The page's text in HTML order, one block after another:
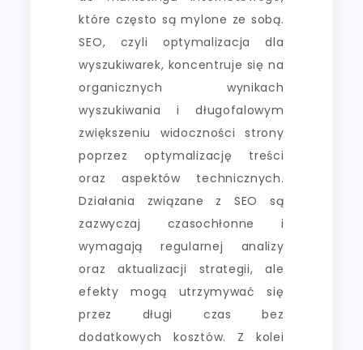
które często są mylone ze sobą.
SEO, czyli optymalizacja dla
wyszukiwarek, koncentruje się na
organicznych wynikach
wyszukiwania i długofalowym
zwiększeniu widoczności strony
poprzez optymalizację treści
oraz aspektów technicznych.
Działania związane z SEO są
zazwyczaj czasochłonne i
wymagają regularnej analizy
oraz aktualizacji strategii, ale
efekty mogą utrzymywać się
przez długi czas bez
dodatkowych kosztów. Z kolei